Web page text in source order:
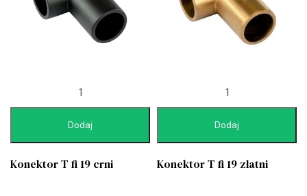
Dodaj
Konektor T fi 19 crni
Dodaj
Konektor T fi 19 zlatni